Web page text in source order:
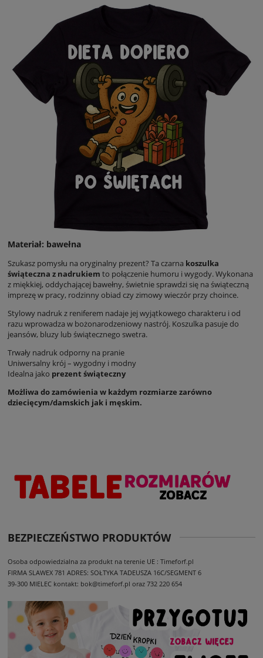
Materiał: bawełna
Szukasz pomysłu na oryginalny prezent? Ta czarna koszulka
świąteczna z nadrukiem to połączenie humoru i wygody. Wykonana
z miękkiej, oddychającej bawełny, świetnie sprawdzi się na świąteczną
imprezę w pracy, rodzinny obiad czy zimowy wieczór przy choince.
Stylowy nadruk z reniferem nadaje jej wyjątkowego charakteru i od
razu wprowadza w bożonarodzeniowy nastrój. Koszulka pasuje do
jeansów, bluzy lub świątecznego swetra.
Trwały nadruk odporny na pranie
Uniwersalny krój – wygodny i modny
Idealna jako prezent świąteczny
Możliwa do zamówienia w każdym rozmiarze zarówno
dziecięcym/damskich jak i męskim.
BEZPIECZEŃSTWO PRODUKTÓW
Osoba odpowiedzialna za produkt na terenie UE : Timeforf.pl
FIRMA SLAWEX 781 ADRES: SOŁTYKA TADEUSZA 16C/SEGMENT 6
39-300 MIELEC kontakt: bok@timeforf.pl oraz 732 220 654